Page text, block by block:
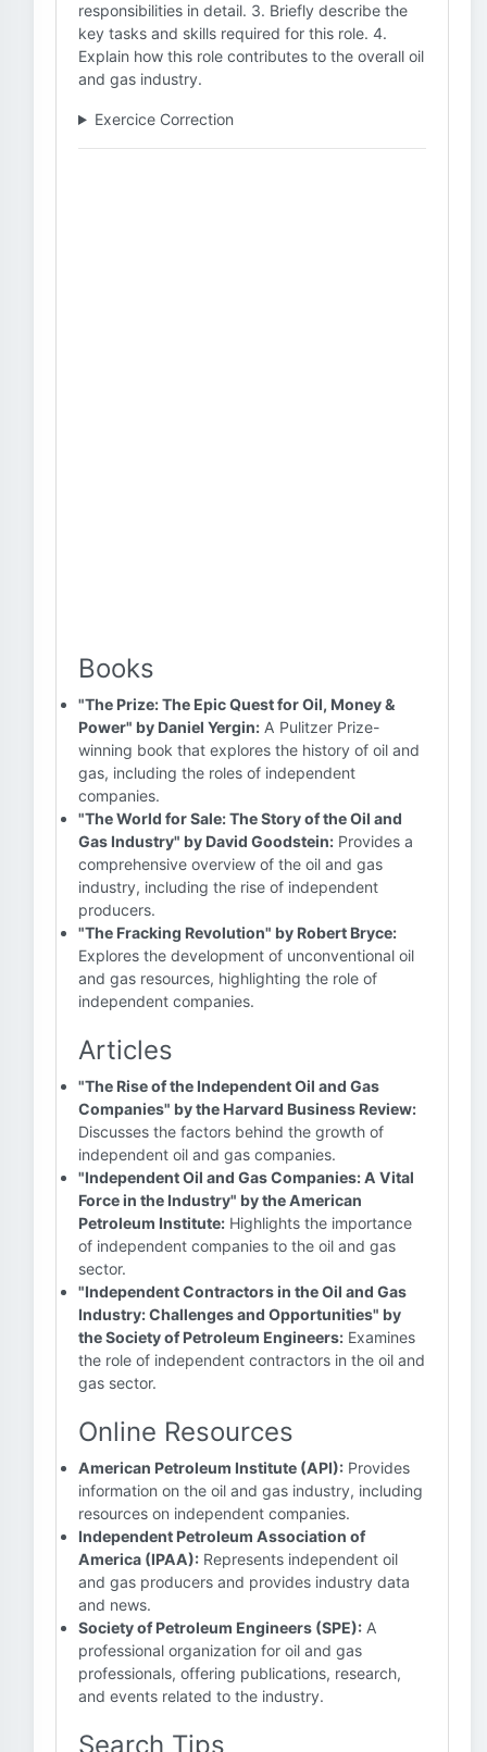
responsibilities in detail. 3. Briefly describe the
key tasks and skills required for this role. 4.
Explain how this role contributes to the overall oil
and gas industry.
Exercice Correction
Books
"The Prize: The Epic Quest for Oil, Money &
Power" by Daniel Yergin: A Pulitzer Prize-
winning book that explores the history of oil and
gas, including the roles of independent
companies.
"The World for Sale: The Story of the Oil and
Gas Industry" by David Goodstein: Provides a
comprehensive overview of the oil and gas
industry, including the rise of independent
producers.
"The Fracking Revolution" by Robert Bryce:
Explores the development of unconventional oil
and gas resources, highlighting the role of
independent companies.
Articles
"The Rise of the Independent Oil and Gas
Companies" by the Harvard Business Review:
Discusses the factors behind the growth of
independent oil and gas companies.
"Independent Oil and Gas Companies: A Vital
Force in the Industry" by the American
Petroleum Institute: Highlights the importance
of independent companies to the oil and gas
sector.
"Independent Contractors in the Oil and Gas
Industry: Challenges and Opportunities" by
the Society of Petroleum Engineers: Examines
the role of independent contractors in the oil and
gas sector.
Online Resources
American Petroleum Institute (API): Provides
information on the oil and gas industry, including
resources on independent companies.
Independent Petroleum Association of
America (IPAA): Represents independent oil
and gas producers and provides industry data
and news.
Society of Petroleum Engineers (SPE): A
professional organization for oil and gas
professionals, offering publications, research,
and events related to the industry.
Search Tips